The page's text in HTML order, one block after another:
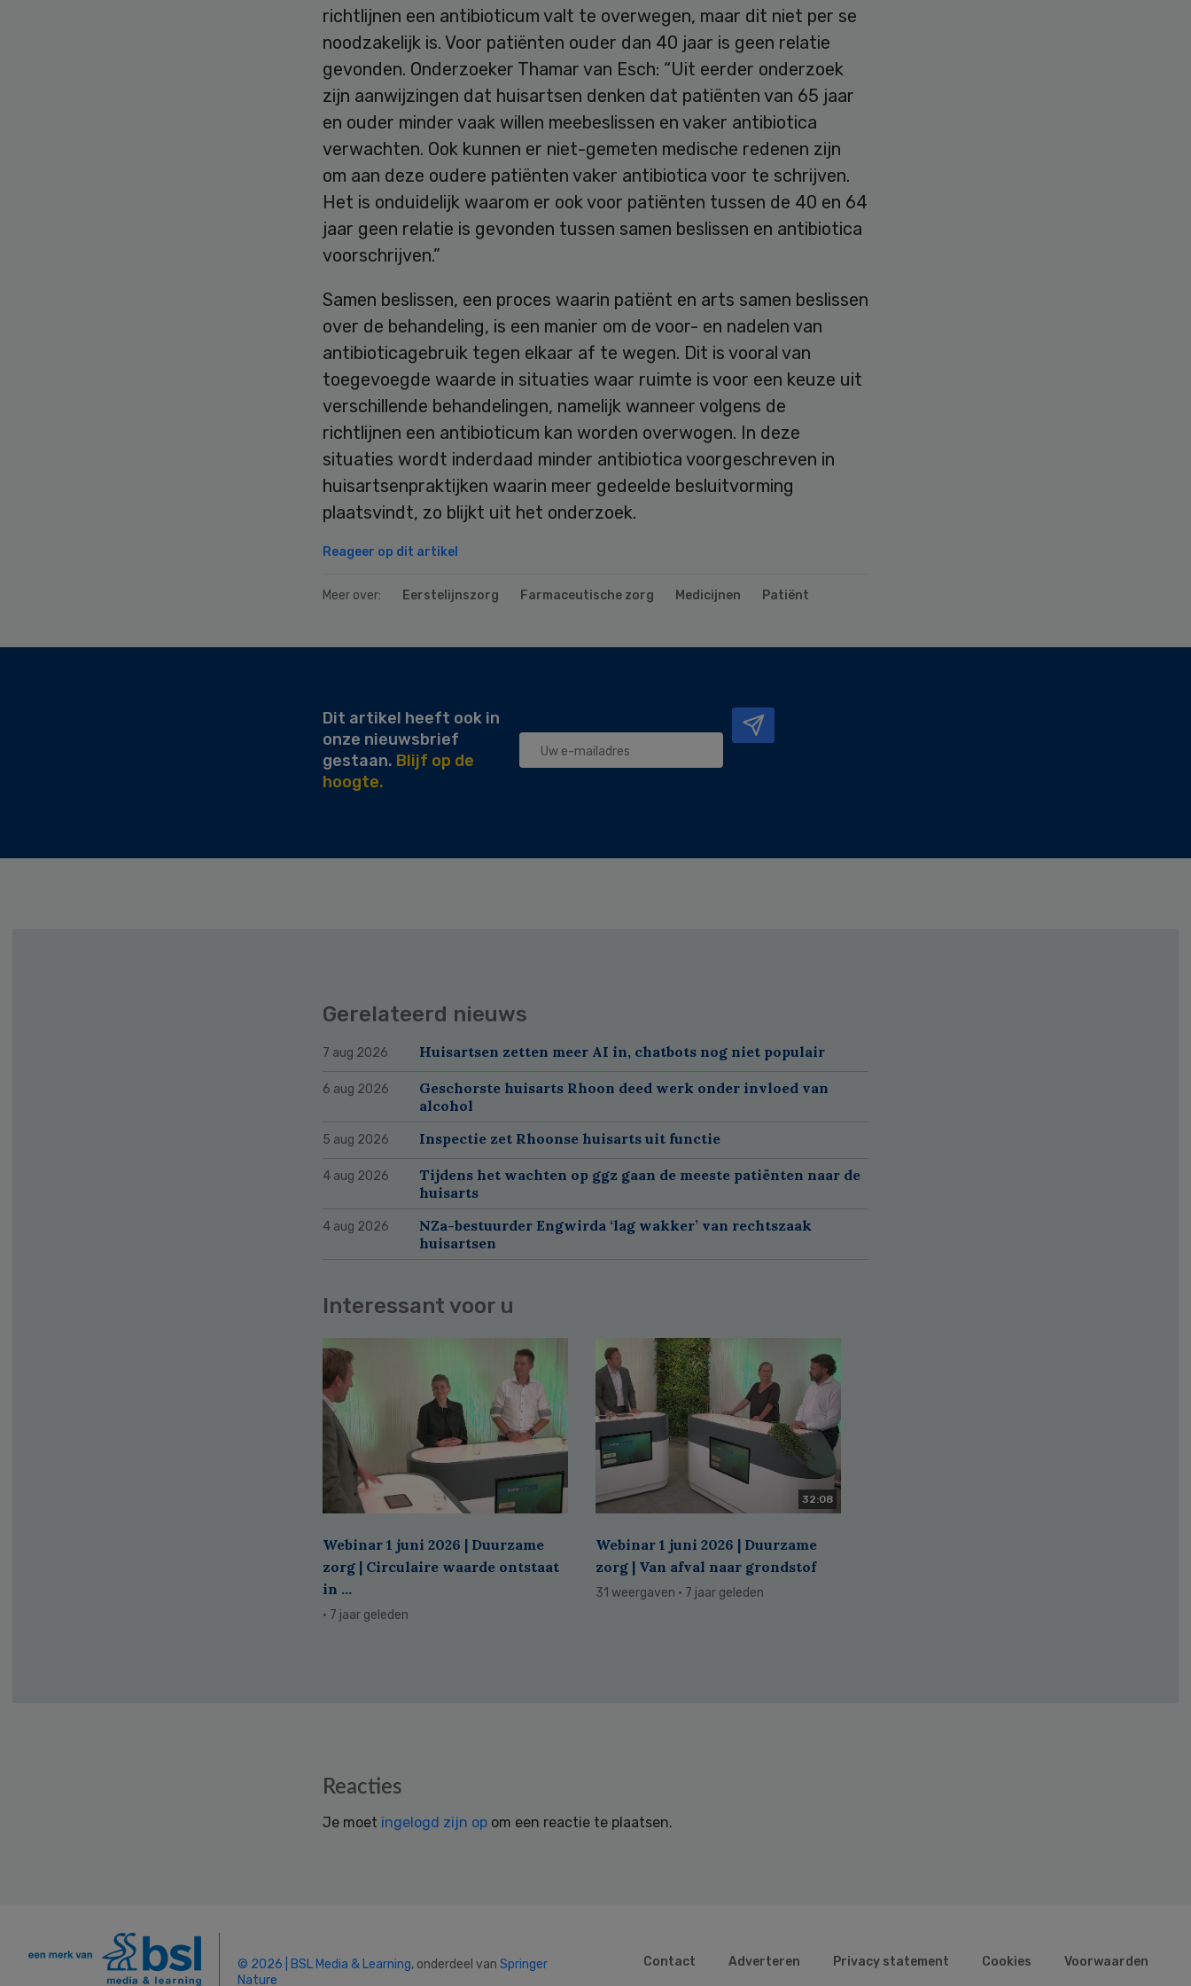
richtlijnen een antibioticum valt te overwegen, maar dit niet per se
noodzakelijk is. Voor patiënten ouder dan 40 jaar is geen relatie
gevonden. Onderzoeker Thamar van Esch: “Uit eerder onderzoek
zijn aanwijzingen dat huisartsen denken dat patiënten van 65 jaar
en ouder minder vaak willen meebeslissen en vaker antibiotica
verwachten. Ook kunnen er niet-gemeten medische redenen zijn
om aan deze oudere patiënten vaker antibiotica voor te schrijven.
Het is onduidelijk waarom er ook voor patiënten tussen de 40 en 64
jaar geen relatie is gevonden tussen samen beslissen en antibiotica
voorschrijven.”
Samen beslissen, een proces waarin patiënt en arts samen beslissen
over de behandeling, is een manier om de voor- en nadelen van
antibioticagebruik tegen elkaar af te wegen. Dit is vooral van
toegevoegde waarde in situaties waar ruimte is voor een keuze uit
verschillende behandelingen, namelijk wanneer volgens de
richtlijnen een antibioticum kan worden overwogen. In deze
situaties wordt inderdaad minder antibiotica voorgeschreven in
huisartsenpraktijken waarin meer gedeelde besluitvorming
plaatsvindt, zo blijkt uit het onderzoek.
Reageer op dit artikel
Meer over: Eerstelijnszorg Farmaceutische zorg Medicijnen Patiënt
Dit artikel heeft ook in
onze nieuwsbrief
gestaan. Blijf op de
hoogte.
Gerelateerd nieuws
7 aug 2026 Huisartsen zetten meer AI in, chatbots nog niet populair
6 aug 2026
Geschorste huisarts Rhoon deed werk onder invloed van
alcohol
5 aug 2026 Inspectie zet Rhoonse huisarts uit functie
4 aug 2026
Tijdens het wachten op ggz gaan de meeste patiënten naar de
huisarts
4 aug 2026
NZa-bestuurder Engwirda ‘lag wakker’ van rechtszaak
huisartsen
Interessant voor u
Webinar 1 juni 2026 | Duurzame
zorg | Circulaire waarde ontstaat
in ...
· 7 jaar geleden
32:08
Webinar 1 juni 2026 | Duurzame
zorg | Van afval naar grondstof
31 weergaven · 7 jaar geleden
Reacties
Je moet ingelogd zijn op om een reactie te plaatsen.
© 2026 | BSL Media & Learning, onderdeel van Springer
Nature
Contact Adverteren Privacy statement Cookies Voorwaarden